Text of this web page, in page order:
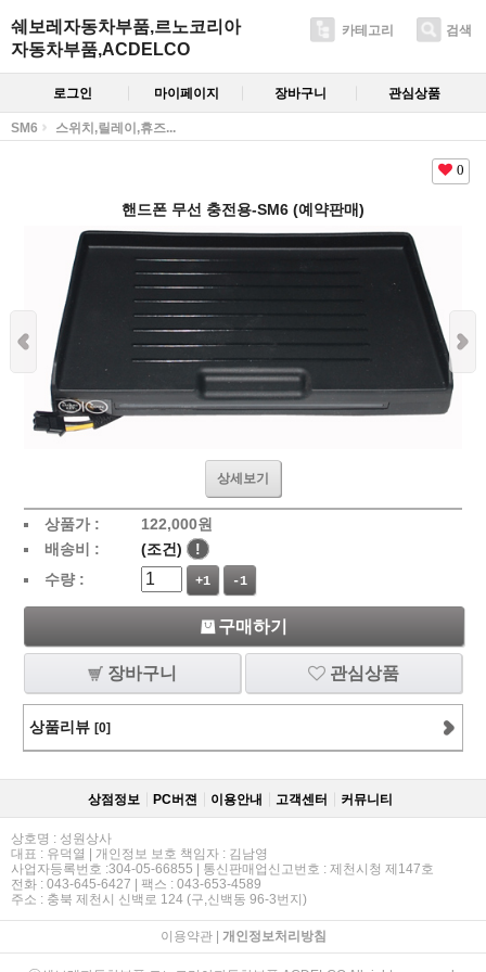
쉐보레자동차부품,르노코리아
자동차부품,ACDELCO
카테고리 검색
로그인 마이페이지 장바구니 관심상품
SM6 스위치,릴레이,휴즈...
0
핸드폰 무선 충전용-SM6 (예약판매)
상세보기
상품가 : 122,000원
배송비 :
(조건)
!
수량 :
+1 -1
구매하기
장바구니 관심상품
상품리뷰 [0]
상점정보 PC버젼 이용안내 고객센터 커뮤니티
상호명 : 성원상사
대표 : 유덕열 | 개인정보 보호 책임자 : 김남영
사업자등록번호 :304-05-66855 | 통신판매업신고번호 : 제천시청 제147호
전화 : 043-645-6427 | 팩스 : 043-653-4589
주소 : 충북 제천시 신백로 124 (구,신백동 96-3번지)
이용약관| 개인정보처리방침